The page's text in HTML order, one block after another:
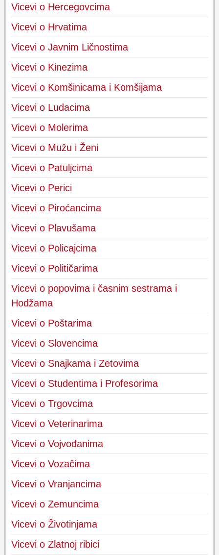
Vicevi o Hercegovcima
Vicevi o Hrvatima
Vicevi o Javnim Ličnostima
Vicevi o Kinezima
Vicevi o Komšinicama i Komšijama
Vicevi o Ludacima
Vicevi o Molerima
Vicevi o Mužu i Ženi
Vicevi o Patuljcima
Vicevi o Perici
Vicevi o Piroćancima
Vicevi o Plavušama
Vicevi o Policajcima
Vicevi o Političarima
Vicevi o popovima i časnim sestrama i
Hodžama
Vicevi o Poštarima
Vicevi o Slovencima
Vicevi o Snajkama i Zetovima
Vicevi o Studentima i Profesorima
Vicevi o Trgovcima
Vicevi o Veterinarima
Vicevi o Vojvođanima
Vicevi o Vozačima
Vicevi o Vranjancima
Vicevi o Zemuncima
Vicevi o Životinjama
Vicevi o Zlatnoj ribici